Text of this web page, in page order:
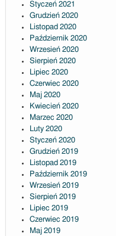
Styczeń 2021
Grudzień 2020
Listopad 2020
Październik 2020
Wrzesień 2020
Sierpień 2020
Lipiec 2020
Czerwiec 2020
Maj 2020
Kwiecień 2020
Marzec 2020
Luty 2020
Styczeń 2020
Grudzień 2019
Listopad 2019
Październik 2019
Wrzesień 2019
Sierpień 2019
Lipiec 2019
Czerwiec 2019
Maj 2019